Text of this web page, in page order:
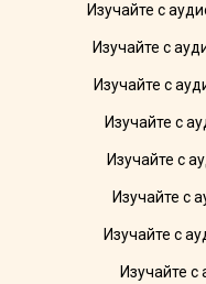
Изучайте с
Изучайте с
Изучайте с
Изучайте с
Изучайте с
Изучайте с
Изучайте с
Изучайте